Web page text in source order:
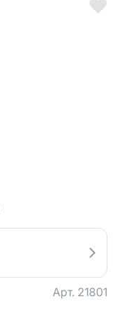
Арт. 21801